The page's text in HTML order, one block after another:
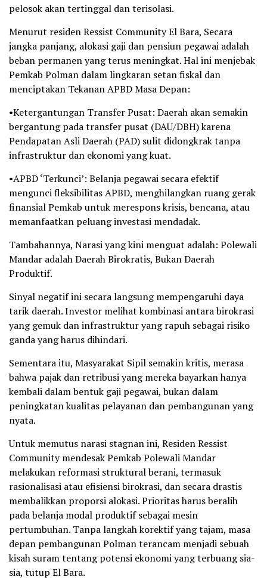
pelosok akan tertinggal dan terisolasi.
Menurut residen Ressist Community El Bara, Secara
jangka panjang, alokasi gaji dan pensiun pegawai adalah
beban permanen yang terus meningkat. Hal ini menjebak
Pemkab Polman dalam lingkaran setan fiskal dan
menciptakan Tekanan APBD Masa Depan:
•Ketergantungan Transfer Pusat: Daerah akan semakin
bergantung pada transfer pusat (DAU/DBH) karena
Pendapatan Asli Daerah (PAD) sulit didongkrak tanpa
infrastruktur dan ekonomi yang kuat.
•APBD ‘Terkunci’: Belanja pegawai secara efektif
mengunci fleksibilitas APBD, menghilangkan ruang gerak
finansial Pemkab untuk merespons krisis, bencana, atau
memanfaatkan peluang investasi mendadak.
Tambahannya, Narasi yang kini menguat adalah: Polewali
Mandar adalah Daerah Birokratis, Bukan Daerah
Produktif.
Sinyal negatif ini secara langsung mempengaruhi daya
tarik daerah. Investor melihat kombinasi antara birokrasi
yang gemuk dan infrastruktur yang rapuh sebagai risiko
ganda yang harus dihindari.
Sementara itu, Masyarakat Sipil semakin kritis, merasa
bahwa pajak dan retribusi yang mereka bayarkan hanya
kembali dalam bentuk gaji pegawai, bukan dalam
peningkatan kualitas pelayanan dan pembangunan yang
nyata.
Untuk memutus narasi stagnan ini, Residen Ressist
Community mendesak Pemkab Polewali Mandar
melakukan reformasi struktural berani, termasuk
rasionalisasi atau efisiensi birokrasi, dan secara drastis
membalikkan proporsi alokasi. Prioritas harus beralih
pada belanja modal produktif sebagai mesin
pertumbuhan. Tanpa langkah korektif yang tajam, masa
depan pembangunan Polman terancam menjadi sebuah
kisah suram tentang potensi ekonomi yang terbuang sia-
sia, tutup El Bara.